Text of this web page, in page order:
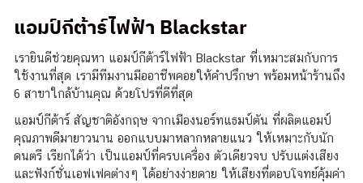
แอมป์กีต้าร์ไฟฟ้า Blackstar
เรายินดีช่วยคุณหา แอมป์กีต้าร์ไฟฟ้า Blackstar ที่เหมาะสมกับการ
ใช้งานที่สุด เรามีทีมงานมืออาชีพคอยให้คำปรึกษา พร้อมหน้าร้านถึง
6 สาขาใกล้บ้านคุณ ด้วยโปรที่ดีที่สุด
แอมป์กีต้าร์ สัญชาติอังกฤษ จากเมืองนอร์ทแธมป์ตัน ที่ผลิตแอมป์
คุณภาพดีมายาวนาน ออกแบบมาหลากหลายแนว ให้เหมาะกับนัก
ดนตรี เรียกได้ว่า เป็นแอมป์ที่ครบเครื่อง ตัวเดียวจบ ปรับแต่งเสียง
และฟังก์ชั่นเอฟเฟคต่างๆ ได้อย่างง่ายดาย ให้เสียงที่ตอบโจทย์คุ้มค่า